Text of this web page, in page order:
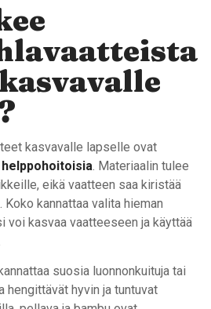
kasvavalle lapselle ovat
. Materiaalin tulee
eikä vaatteen saa kiristää
kannattaa valita hieman
voi kasvaa vaatteeseen ja käyttää
suosia luonnonkuituja tai
hengittävät hyvin ja tuntuvat